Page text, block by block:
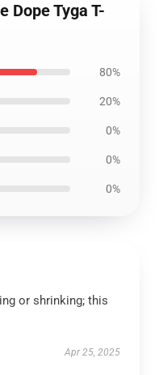
Dope Tyga T-
80%
20%
0%
0%
0%
or shrinking; this
Apr 25, 2025